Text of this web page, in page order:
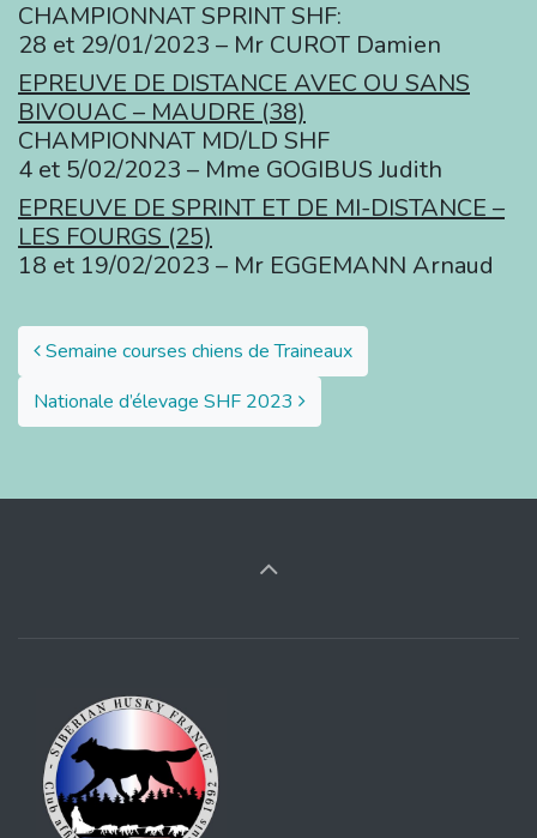
CHAMPIONNAT SPRINT SHF:
28 et 29/01/2023 – Mr CUROT Damien
EPREUVE DE DISTANCE AVEC OU SANS
BIVOUAC – MAUDRE (38)
CHAMPIONNAT MD/LD SHF
4 et 5/02/2023 – Mme GOGIBUS Judith
EPREUVE DE SPRINT ET DE MI-DISTANCE –
LES FOURGS (25)
18 et 19/02/2023 – Mr EGGEMANN Arnaud
Semaine courses chiens de Traineaux
Nationale d’élevage SHF 2023